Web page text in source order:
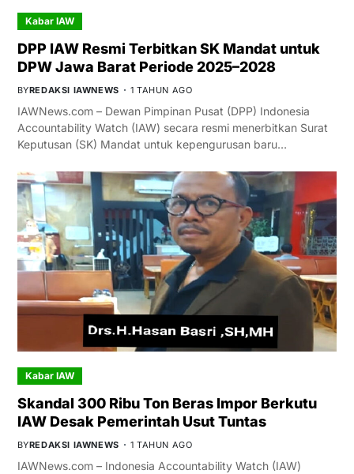
Kabar IAW
DPP IAW Resmi Terbitkan SK Mandat untuk
DPW Jawa Barat Periode 2025–2028
BYREDAKSI IAWNEWS 1 TAHUN AGO
IAWNews.com – Dewan Pimpinan Pusat (DPP) Indonesia
Accountability Watch (IAW) secara resmi menerbitkan Surat
Keputusan (SK) Mandat untuk kepengurusan baru…
Kabar IAW
Skandal 300 Ribu Ton Beras Impor Berkutu
IAW Desak Pemerintah Usut Tuntas
BYREDAKSI IAWNEWS 1 TAHUN AGO
IAWNews.com – Indonesia Accountability Watch (IAW)